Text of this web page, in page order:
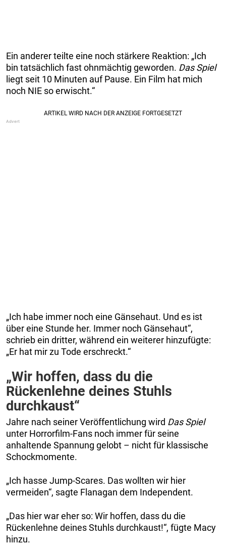
Ein anderer teilte eine noch stärkere Reaktion: „Ich
bin tatsächlich fast ohnmächtig geworden. Das Spiel
liegt seit 10 Minuten auf Pause. Ein Film hat mich
noch NIE so erwischt.“
„Ich habe immer noch eine Gänsehaut. Und es ist
über eine Stunde her. Immer noch Gänsehaut“,
schrieb ein dritter, während ein weiterer hinzufügte:
„Er hat mir zu Tode erschreckt.“
„Wir hoffen, dass du die
Rückenlehne deines Stuhls
durchkaust“
Jahre nach seiner Veröffentlichung wird Das Spiel
unter Horrorfilm-Fans noch immer für seine
anhaltende Spannung gelobt – nicht für klassische
Schockmomente.
„Ich hasse Jump-Scares. Das wollten wir hier
vermeiden“, sagte Flanagan dem Independent.
„Das hier war eher so: Wir hoffen, dass du die
Rückenlehne deines Stuhls durchkaust!“, fügte Macy
hinzu.